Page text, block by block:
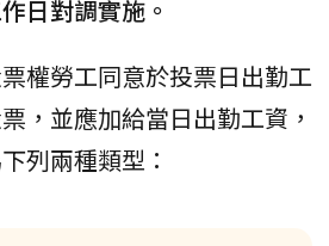
日對調實施。
權勞工同意於投票日出勤工
，並應加給當日出勤工資，
列兩種類型：